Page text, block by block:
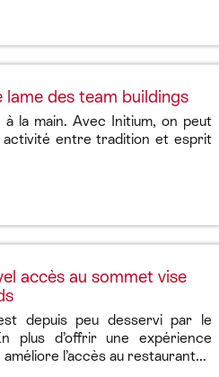
lame des team buildings
la main. Avec Initium, on peut
activité entre tradition et esprit
accès au sommet vise
depuis peu desservi par le
plus d’offrir une expérience
l’accès au restaurant...